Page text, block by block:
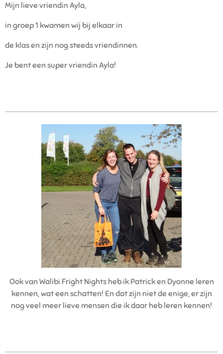
Mijn lieve vriendin Ayla,
in groep 1 kwamen wij bij elkaar in
de klas en zijn nog steeds vriendinnen.
Je bent een super vriendin Ayla!
Ook van Walibi Fright Nights heb ik Patrick en Dyonne leren
kennen, wat een schatten! En dat zijn niet de enige, er zijn
nog veel meer lieve mensen die ik daar heb leren kennen!